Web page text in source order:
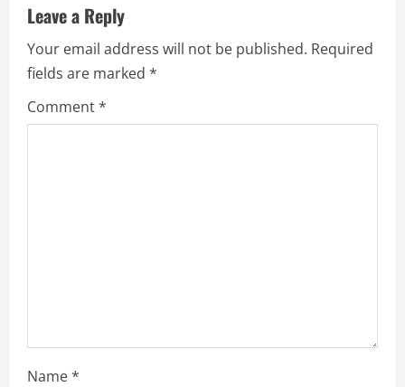
e
R
e
Leave a Reply
Your email address will not be published. Required
fields are marked *
Comment*
Name*